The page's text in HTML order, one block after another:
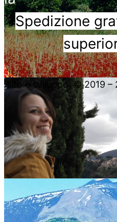
Spedizione
sito e sviluppo: © 2019